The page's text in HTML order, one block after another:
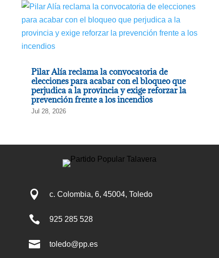
Pilar Alía reclama la convocatoria de
elecciones para acabar con el bloqueo que
perjudica a la provincia y exige reforzar la
prevención frente a los incendios
Jul 28, 2026
 c. Colombia, 6, 45004, Toledo
 925 285 528
 toledo@pp.es